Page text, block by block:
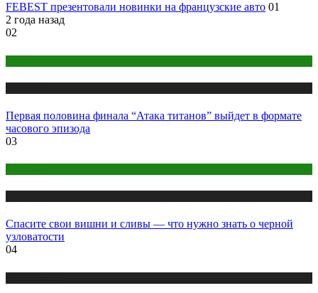
FEBEST презентовали новинки на французские авто 01
2 года назад
02
Первая половина финала “Атака титанов” выйдет в формате
часового эпизода
03
Спасите свои вишни и сливы — что нужно знать о черной
узловатости
04